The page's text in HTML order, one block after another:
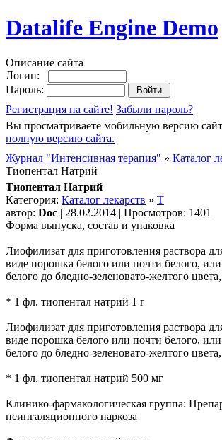
Datalife Engine Demo
Описание сайта
Логин:
Пароль:
Регистрация на сайте! Забыли пароль?
Вы просматриваете мобильную версию
полную версию сайта.
Журнал "Интенсивная терапия" » Каталог
Тиопентал Натрий
Тиопентал Натрий
Категория: Каталог лекарств » Т
автор: Doc | 28.02.2014 | Просмотров: 1401
Форма выпуска, состав и упаковка
Лиофилизат для приготовления раствора
виде порошка белого или почти белого,
белого до бледно-зеленовато-желтого
* 1 фл. тиопентал натрий 1 г
Лиофилизат для приготовления раствора
виде порошка белого или почти белого,
белого до бледно-зеленовато-желтого
* 1 фл. тиопентал натрий 500 мг
Клинико-фармакологическая группа:
неингаляционного наркоза